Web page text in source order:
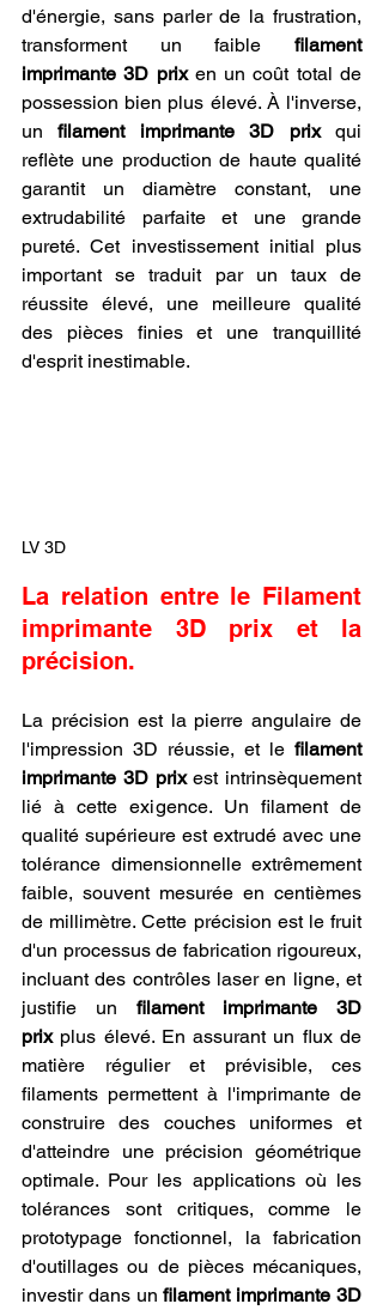
d'énergie, sans parler de la frustration,
transforment un faible filament
imprimante 3D prix en un coût total de
possession bien plus élevé. À l'inverse,
un filament imprimante 3D prix qui
reflète une production de haute qualité
garantit un diamètre constant, une
extrudabilité parfaite et une grande
pureté. Cet investissement initial plus
important se traduit par un taux de
réussite élevé, une meilleure qualité
des pièces finies et une tranquillité
d'esprit inestimable.
LV 3D
La relation entre le Filament
imprimante 3D prix et la
précision.
La précision est la pierre angulaire de
l'impression 3D réussie, et le filament
imprimante 3D prix est intrinsèquement
lié à cette exigence. Un filament de
qualité supérieure est extrudé avec une
tolérance dimensionnelle extrêmement
faible, souvent mesurée en centièmes
de millimètre. Cette précision est le fruit
d'un processus de fabrication rigoureux,
incluant des contrôles laser en ligne, et
justifie un filament imprimante 3D
prix plus élevé. En assurant un flux de
matière régulier et prévisible, ces
filaments permettent à l'imprimante de
construire des couches uniformes et
d'atteindre une précision géométrique
optimale. Pour les applications où les
tolérances sont critiques, comme le
prototypage fonctionnel, la fabrication
d'outillages ou de pièces mécaniques,
investir dans un filament imprimante 3D